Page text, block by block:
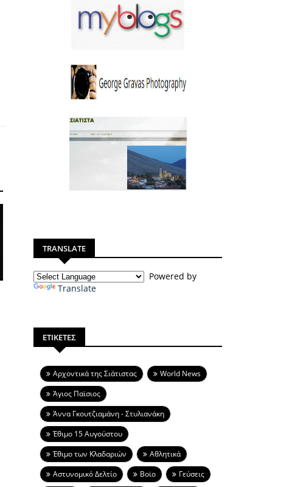
TRANSLATE
Powered by
Translate
ΕΤΙΚΕΤΕΣ
Aρχοντικά της Σιάτιστας
World News
Άγιος Παϊσιος
Άννα Γκουτζιαμάνη - Στυλιανάκη
Έθιμο 15 Αυγούστου
Έθιμο των Κλαδαριών
Αθλητικά
Αστυνομικό Δελτίο
Βοϊο
Γεύσεις